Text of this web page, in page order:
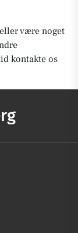
være noget
kontakte os